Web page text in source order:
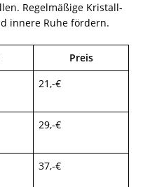
Regelmäßige Kristall-
innere Ruhe fördern.
Preis
21,-€
29,-€
37,-€